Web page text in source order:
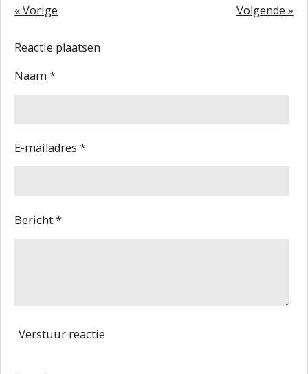
«Vorige Volgende »
Reactie plaatsen
Naam *
E-mailadres *
Bericht *
Verstuur reactie